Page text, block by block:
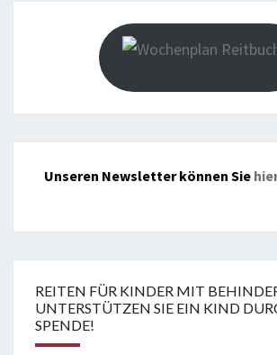
Unseren Newsletter können Sie
REITEN FÜR KINDER MIT
UNTERSTÜTZEN SIE EIN KIND
SPENDE!